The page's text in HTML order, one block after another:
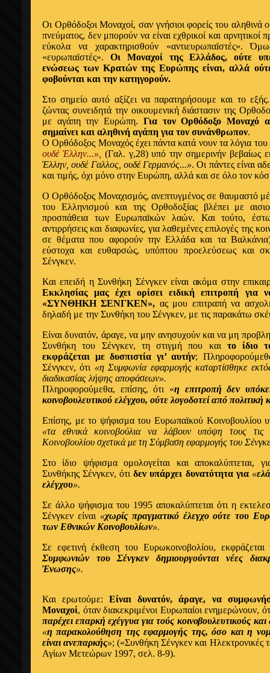
Οι Ορθόδοξοι Μοναχοί, σαν γνήσιοι φορείς του αληθινά
πνεύματος, δεν μπορούν να είναι εχθρικοί και
εύκολα να χαρακτηρισθούν «αντιευρωπαïστές».
«ευρωπαïστές». Οι Μοναχοί της Ελλάδος, ούτε
ενώσεως των Κρατών της Ευρώπης είναι, αλλά
φοβούνται και την κατηγορούν.
Στο σημείο αυτό αξίζει να παρατηρήσουμε και το
ζώντας συνειδητά την οικουμενική διάστασιν της
με αγάπη την Ευρώπη. Για τον Ορθόδοξο Μοναχό
σημαίνει και αληθινή αγάπη για τον συνάνθρωπον.
Ο Ορθόδοξος Μοναχός έχει πάντα κατά νουν τα λόγια
ουδέ Έλλην...»,
(Γαλ. γ,28) υπό την σημερινήν βεβαίως
Έλλην, ουδέ Γαλλος, ουδέ Γερμανός...». Οι πάντες είναι
και τιμής, όχι μόνο στην Ευρώπη, αλλά και σε όλο τον
Ο Ορθόδοξος Μοναχισμός, ανεπτυγμένος σε θαυμαστό
του Ελληνισμού και της Ορθοδοξίας βλέπει με
προσπάθεια των Ευρωπαïκών λαών. Και τούτο,
αντιρρήσεις και διαφωνίες, για λαθεμένες επιλογές της
σε θέματα που αφορούν την Ελλάδα και τα
εύστοχα και ευθαρσώς, υπόπτου προελεύσεως και
Σένγκεν.
Και επειδή η Συνθήκη Σένγκεν είναι ακόμα στην
Εκκλησίας μας έχει ορίσει ειδική επιτροπή
«ΣΥΝΘΗΚΗ ΣΕΝΓΚΕΝ», ας μου επιτραπή να
δηλαδή με την Συνθήκη του Σένγκεν, με τις παρακάτω
Είναι δυνατόν, άραγε, να μην ανησυχούν και να μη
Συνθήκη του Σένγκεν, τη στιγμή που και το ίδιο
εκφράζεται με δυσπιστία γι’ αυτήν;
Σένγκεν, ότι «η Συμφωνία εφαρμογής καταρτίσθηκε
διαδικασίας λήψης αποφάσεων».
Πληροφορούμεθα, επίσης, ότι «η επιτροπή δεν
κοινοβουλευτικού ελέγχου, ούτε λογοδοτεί από
Επίσης, με το ψήφισμα του Ευρωπαïκού Κοινοβουλίου
«τα εθνικά κοινοβούλια να λάβουν υπόψη τους τις
Κοινοβουλίου σχετικά με τη Σύμβαση εφαρμογής του
Στο ίδιο ψήφισμα ομολογείται και αποκαλύπτεται,
Συνθήκης Σένγκεν, ότιδεν υπάρχει δυνατότητα για «
ελέγχου».
Σε άλλο ψήφισμα του 1995 αποκαλύπτεται ότι η
Σένγκεν είναι «χωρίς πραγματικό έλεγχο ούτε του
των Εθνικών Κοινοβουλίων».
Σε εφετινή έκθεση του Ευρωκοινοβολίου,
Συμφωνιών του Σένγκεν δημιουργούνται νέες
Ένωσης».
Και ερωτούμε:Είναι δυνατόν, άραγε, να
Μοναχοί, όταν διακεκριμένοι Ευρωπαίοι ενημερώνουν,
παρέχει επαρκή εχέγγυα για τούς κοινοβουλευτικούς και
«η παρακολούθηση της εφαρμογής της, όσο και η
είναι ανεπαρκής»; («Συνθήκη Σένγκεν και
Αγίων Μετεώρων 1997, σελ. 8-9).